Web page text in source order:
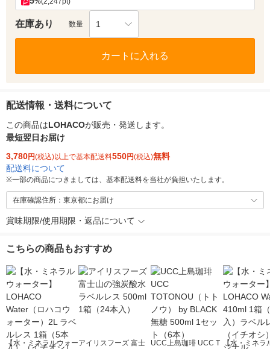
在庫あり 数量 1
カートに入れる
配送情報・送料について
この商品はLOHACOが販売・発送します。
最短翌日お届け
3,780円(税込)以上で基本配送料550円(税込)無料
配送料について
※一部の商品につきましては、基本配送料を当社が負担いたします。
在庫確認住所：東京都にお届け
賞味期限/使用期限・返品について
こちらの商品もおすすめ
【水・ミネラルウォーアイリスフーズ 富士
UCC上島珈琲 UCC T 【水・ミネラ